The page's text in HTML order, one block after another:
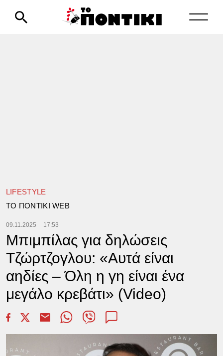
LIFESTYLE
TΟ ΠΟΝΤΙΚΙ WEB
09.11.2025 17:53
Μπιμπίλας για δηλώσεις
Τζώρτζογλου: «Αυτά είναι
αηδίες – Όλη η γη είναι ένα
μεγάλο κρεβάτι» (Video)